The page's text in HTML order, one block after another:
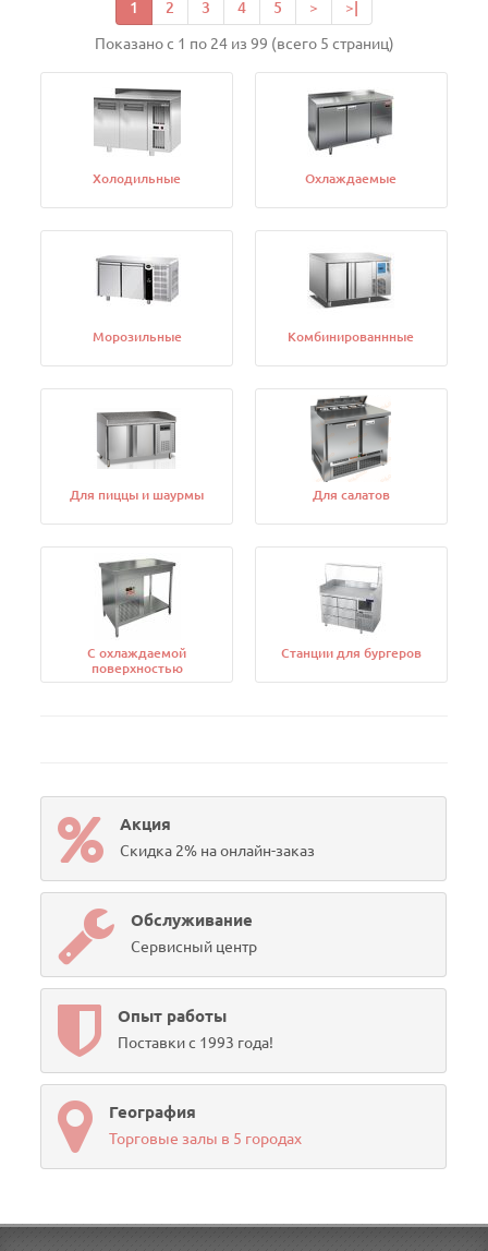
1 2 3 4 5 > >|
Показано с 1 по 24 из 99 (всего 5 страниц)
Холодильные Охлаждаемые
Морозильные Комбинированнные
Для пиццы и шаурмы Для салатов
С охлаждаемой
поверхностью
Станции для бургеров
Акция
Скидка 2% на онлайн-заказ
Обслуживание
Сервисный центр
Опыт работы
Поставки с 1993 года!
География
Торговые залы в 5 городах